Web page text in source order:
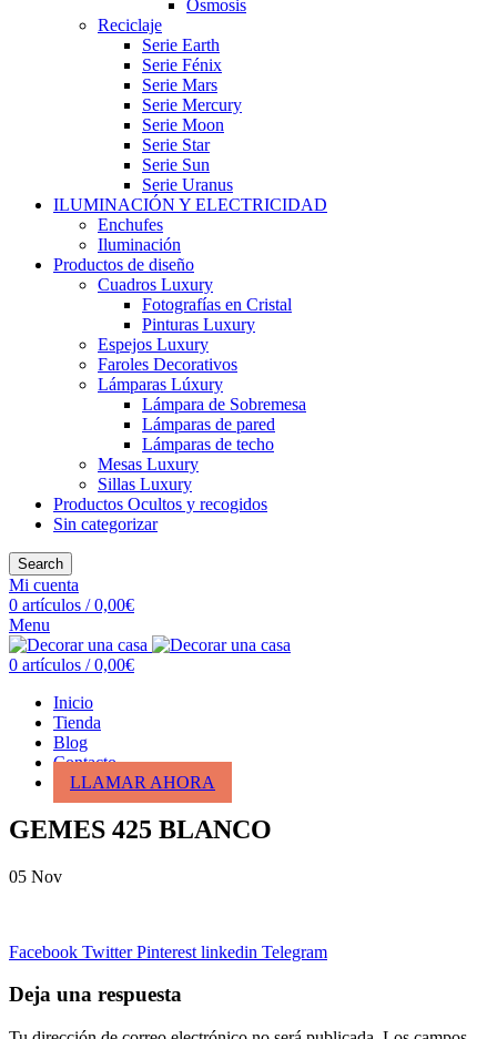
Osmosis
Reciclaje
Serie Earth
Serie Fénix
Serie Mars
Serie Mercury
Serie Moon
Serie Star
Serie Sun
Serie Uranus
ILUMINACIÓN Y ELECTRICIDAD
Enchufes
Iluminación
Productos de diseño
Cuadros Luxury
Fotografías en Cristal
Pinturas Luxury
Espejos Luxury
Faroles Decorativos
Lámparas Lúxury
Lámpara de Sobremesa
Lámparas de pared
Lámparas de techo
Mesas Luxury
Sillas Luxury
Productos Ocultos y recogidos
Sin categorizar
Search
Mi cuenta
0 artículos / 0,00€
Menu
0 artículos / 0,00€
Inicio
Tienda
Blog
Contacto
LLAMAR AHORA
GEMES 425 BLANCO
05 Nov
Facebook Twitter Pinterest linkedin Telegram
Deja una respuesta